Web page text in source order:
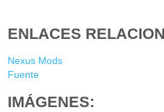
ENLACES
Nexus Mods
Fuente
IMÁGENES: